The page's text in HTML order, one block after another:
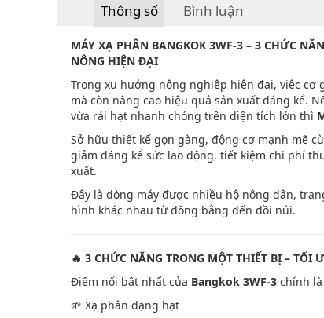
Thông số Bình luận
MÁY XẠ PHÂN BANGKOK 3WF-3 – 3 CHỨC
NÔNG HIỆN ĐẠI
Trong xu hướng nông nghiệp hiện đại, việc cơ
mà còn nâng cao hiệu quả sản xuất đáng kể.
vừa rải hạt nhanh chóng trên diện tích lớn thì
Sở hữu thiết kế gọn gàng, động cơ mạnh mẽ
giảm đáng kể sức lao động, tiết kiệm chi phí
xuất.
Đây là dòng máy được nhiều hộ nông dân,
hình khác nhau từ đồng bằng đến đồi núi.
🔥 3 CHỨC NĂNG TRONG MỘT THIẾT BỊ – TỐI
Điểm nổi bật nhất của Bangkok 3WF-3 chính
🌱 Xạ phân dạng hạt